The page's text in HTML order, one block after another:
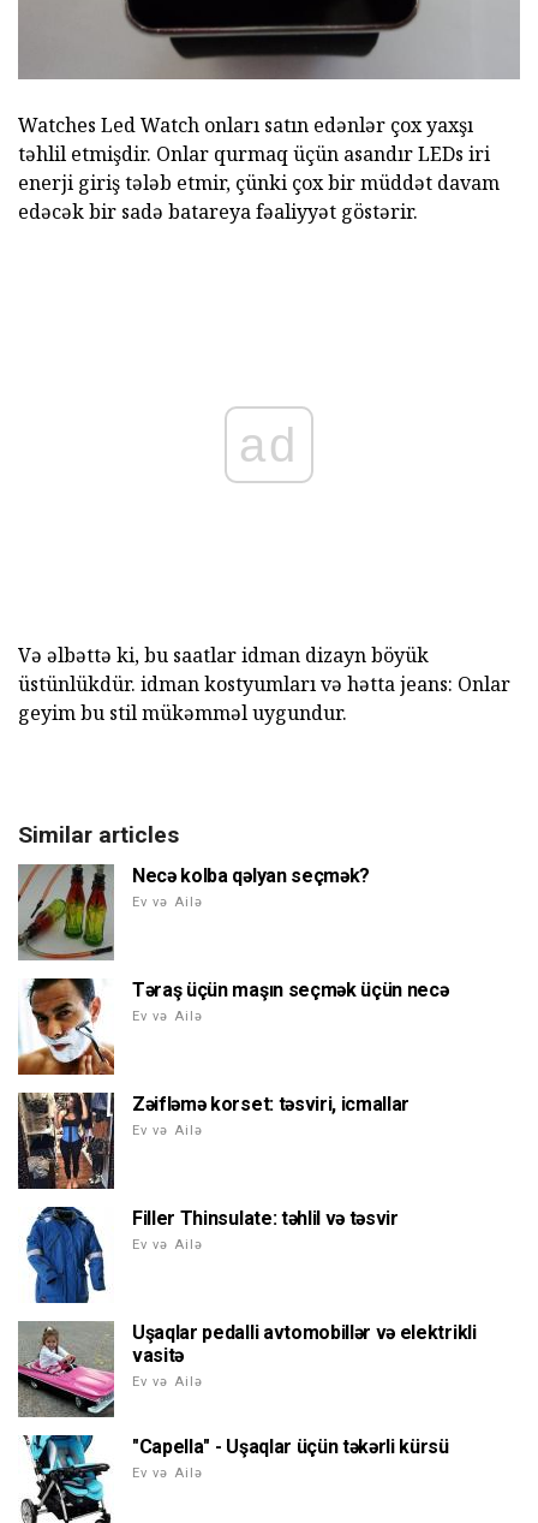
Watches Led Watch onları satın edənlər çox yaxşı
təhlil etmişdir. Onlar qurmaq üçün asandır LEDs iri
enerji giriş tələb etmir, çünki çox bir müddət davam
edəcək bir sadə batareya fəaliyyət göstərir.
ad
Və əlbəttə ki, bu saatlar idman dizayn böyük
üstünlükdür. idman kostyumları və hətta jeans: Onlar
geyim bu stil mükəmməl uygundur.
Similar articles
Necə kolba qəlyan seçmək?
Ev və Ailə
Təraş üçün maşın seçmək üçün necə
Ev və Ailə
Zəifləmə korset: təsviri, icmallar
Ev və Ailə
Filler Thinsulate: təhlil və təsvir
Ev və Ailə
Uşaqlar pedalli avtomobillər və elektrikli
vasitə
Ev və Ailə
"Capella" - Uşaqlar üçün təkərli kürsü
Ev və Ailə